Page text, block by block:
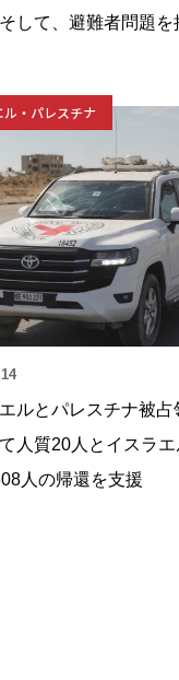
して、避難者問題を
ル・パレスチナ
ルとパレスチナ被
人質20人とイスラ
人の帰還を支援